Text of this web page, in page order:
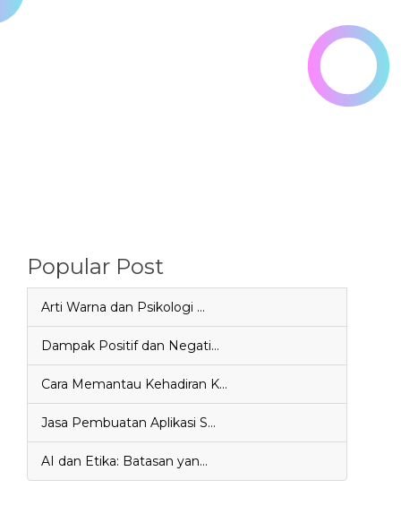
Popular Post
Arti Warna dan Psikologi …
Dampak Positif dan Negati…
Cara Memantau Kehadiran K…
Jasa Pembuatan Aplikasi S…
AI dan Etika: Batasan yan…